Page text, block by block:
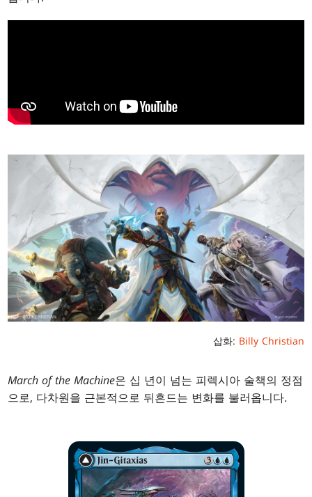
삽화: Billy Christian
March of the Machine은 십 년이 넘는 피렉시아 술책의 정점
으로, 다차원을 근본적으로 뒤흔드는 변화를 불러옵니다.